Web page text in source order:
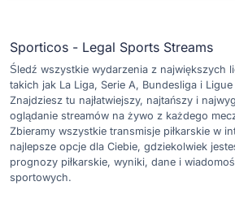
Sporticos - Legal Sports Streams
Śledź wszystkie wydarzenia z największych
takich jak La Liga, Serie A, Bundesliga i
Znajdziesz tu najłatwiejszy, najtańszy i
oglądanie streamów na żywo z każdego
Zbieramy wszystkie transmisje piłkarskie w
najlepsze opcje dla Ciebie, gdziekolwiek
prognozy piłkarskie, wyniki, dane i
sportowych.